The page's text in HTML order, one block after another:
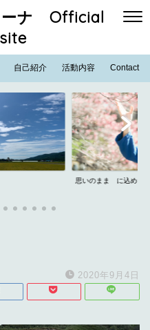
ーナ Official
自己紹介 活動内容 Contact
思いのまま に込めた
2020年9月4日